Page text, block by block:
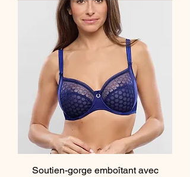
Soutien-gorge emboîtant avec